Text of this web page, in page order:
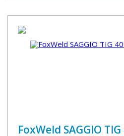
FoxWeld SAGGIO